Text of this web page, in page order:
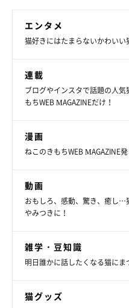
エンタメ
猫好きにはたまらないかわい
連載
ブログやインスタで話題の人
もちWEB MAGAZINEだけ！
漫画
ねこのきもちWEB MAGAZINE
動画
おもしろ、感動、驚き、癒し…
やみつきに！
雑学・豆知識
明日誰かに話したくなる猫にま
猫グッズ